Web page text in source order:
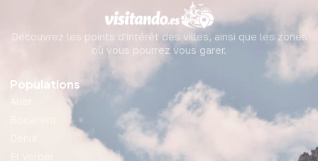
Découvrez les points d'intérêt des villes, ainsi que les zones
où vous pourrez vous garer.
Populations